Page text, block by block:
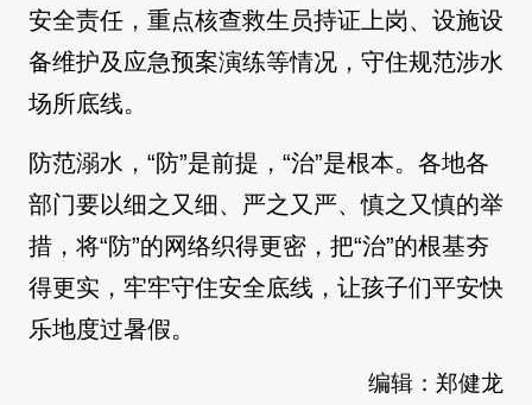
安全责任，重点核查救生员持证上岗、设施设
备维护及应急预案演练等情况，守住规范涉水
场所底线。
防范溺水，“防”是前提，“治”是根本。各地各
部门要以细之又细、严之又严、慎之又慎的举
措，将“防”的网络织得更密，把“治”的根基夯
得更实，牢牢守住安全底线，让孩子们平安快
乐地度过暑假。
编辑：郑健龙